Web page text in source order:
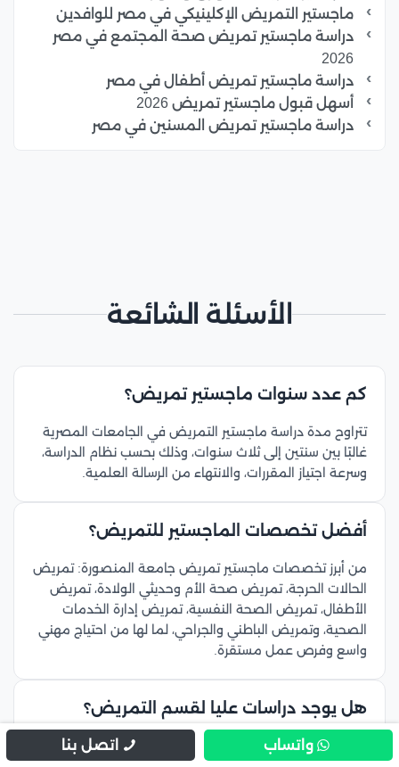
ماجستير التمريض الإكلينيكي في مصر للوافدين
دراسة ماجستير تمريض صحة المجتمع في مصر
2026
دراسة ماجستير تمريض أطفال في مصر
أسهل قبول ماجستير تمريض 2026
دراسة ماجستير تمريض المسنين في مصر
الأسئلة الشائعة
كم عدد سنوات ماجستير تمريض؟
تتراوح مدة دراسة ماجستير التمريض في الجامعات المصرية
غالبًا بين سنتين إلى ثلاث سنوات، وذلك بحسب نظام الدراسة،
وسرعة اجتياز المقررات، والانتهاء من الرسالة العلمية.
أفضل تخصصات الماجستير للتمريض؟
من أبرز تخصصات ماجستير تمريض جامعة المنصورة: تمريض
الحالات الحرجة، تمريض صحة الأم وحديثي الولادة، تمريض
الأطفال، تمريض الصحة النفسية، تمريض إدارة الخدمات
الصحية، وتمريض الباطني والجراحي، لما لها من احتياج مهني
واسع وفرص عمل مستقرة.
هل يوجد دراسات عليا لقسم التمريض؟
نعم، تتوافر دراسات عليا بقسم التمريض في الجامعات
واتساب اتصل بنا